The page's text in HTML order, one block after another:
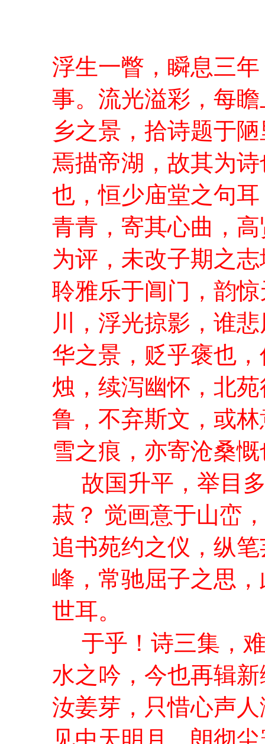
浮生一瞥，瞬息三
事。流光溢彩，每
乡之景，拾诗题于
焉描帝湖，故其为
也，恒少庙堂之句
青青，寄其心曲，
为评，未改子期之
聆雅乐于阊门，韵
川，浮光掠影，谁
华之景，贬乎褒也
烛，续泻幽怀，北
鲁，不弃斯文，或
雪之痕，亦寄沧桑
故国升平，举目
菽？ 觉画意于山峦
追书苑约之仪，纵
峰，常驰屈子之思
世耳。
于乎！诗三集，
水之吟，今也再辑
汝姜芽，只惜心声
见中天明月，朗彻